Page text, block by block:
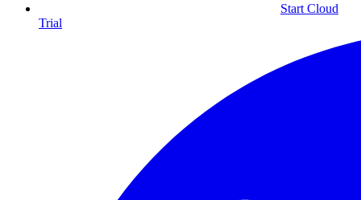
Start Cloud
Trial